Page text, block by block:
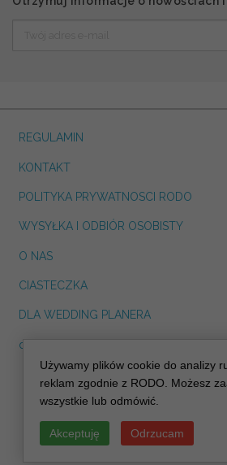
REGULAMIN
KONTAKT
POLITYKA PRYWATNOSCI RODO
WYSYŁKA I ODBIÓR OSOBISTY
O NAS
CIASTECZKA
DLA WEDDING PLANERA
dreskot.com
info@decoris.pl
Używamy plików cookie do analizy
reklam zgodnie z RODO. Możesz
wszystkie lub odmówić.
Akceptuję Odrzucam